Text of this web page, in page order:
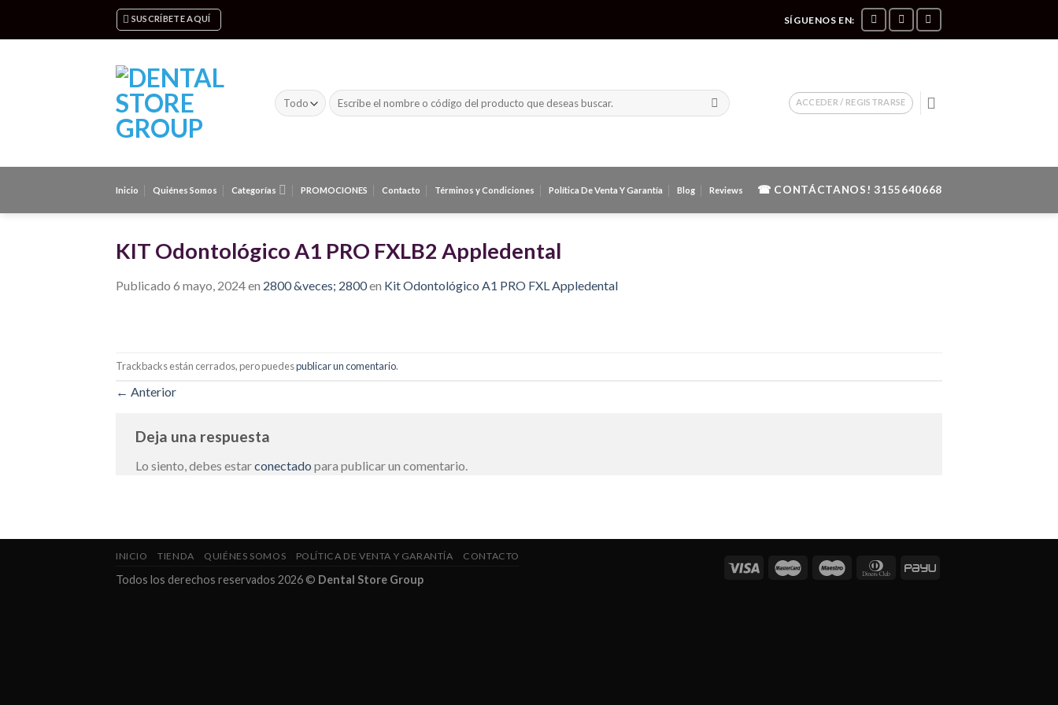
SUSCRÍBETE AQUÍ SÍGUENOS EN:
Buscar
por:
ACCEDER / REGISTRARSE
Inicio Quiénes Somos Categorías PROMOCIONES Contacto Términos y Condiciones Política De Venta Y Garantía Blog Reviews ☎ CONTÁCTANOS! 3155640668
KIT Odontológico A1 PRO FXLB2 Appledental
Publicado 6 mayo, 2024en 2800 &veces; 2800en Kit Odontológico A1 PRO FXL Appledental
Trackbacks están cerrados, pero puedespublicar un comentario.
← Anterior
Deja una respuesta
Lo siento, debes estarconectado para publicar un comentario.
INICIO TIENDA QUIÉNES SOMOS POLÍTICA DE VENTA Y GARANTÍA CONTACTO
Todos los derechos reservados 2026 © Dental Store Group